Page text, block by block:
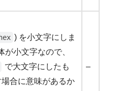
) を小文字にしま
が小文字なので、
で大文字にしたも
合に意味があるか
–